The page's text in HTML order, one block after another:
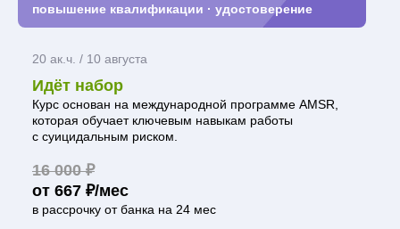
повышение квалификации · удостоверение
20 ак.ч. / 10 августа
Идёт набор
Курс основан на международной программе AMSR,
которая обучает ключевым навыкам работы
с суицидальным риском.
16 000 ₽
от 667 ₽/мес
в рассрочку от банка на 24 мес